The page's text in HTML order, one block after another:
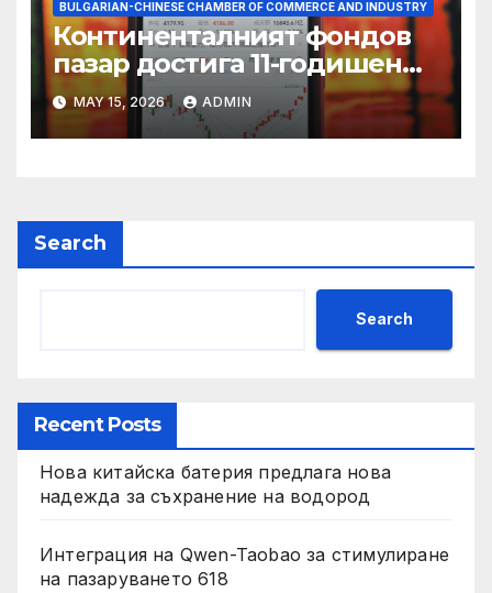
BULGARIAN-CHINESE CHAMBER OF COMMERCE AND INDUSTRY
Континенталният фондов
пазар достига 11-годишен
връх
MAY 15, 2026 ADMIN
Search
Search
Recent Posts
Нова китайска батерия предлага нова
надежда за съхранение на водород
Интеграция на Qwen-Taobao за стимулиране
на пазаруването 618